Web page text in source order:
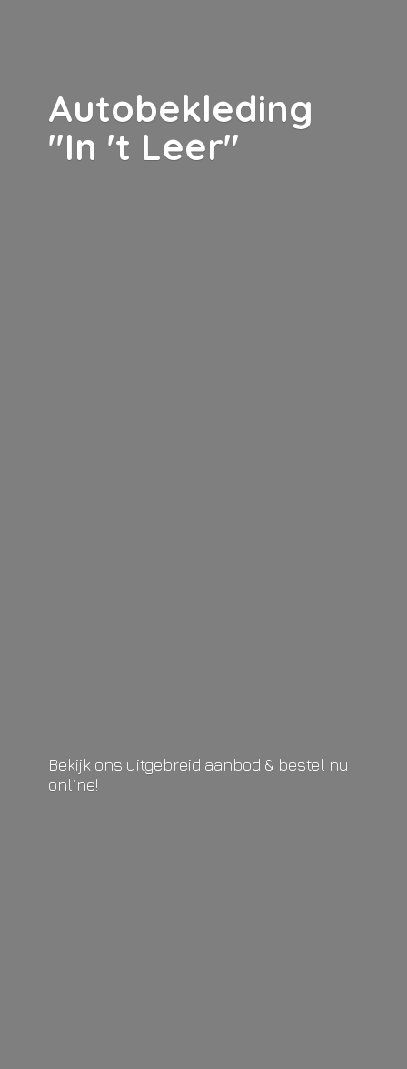
Autobekleding
"In 't Leer"
Bekijk ons uitgebreid aanbod & bestel nu
online!